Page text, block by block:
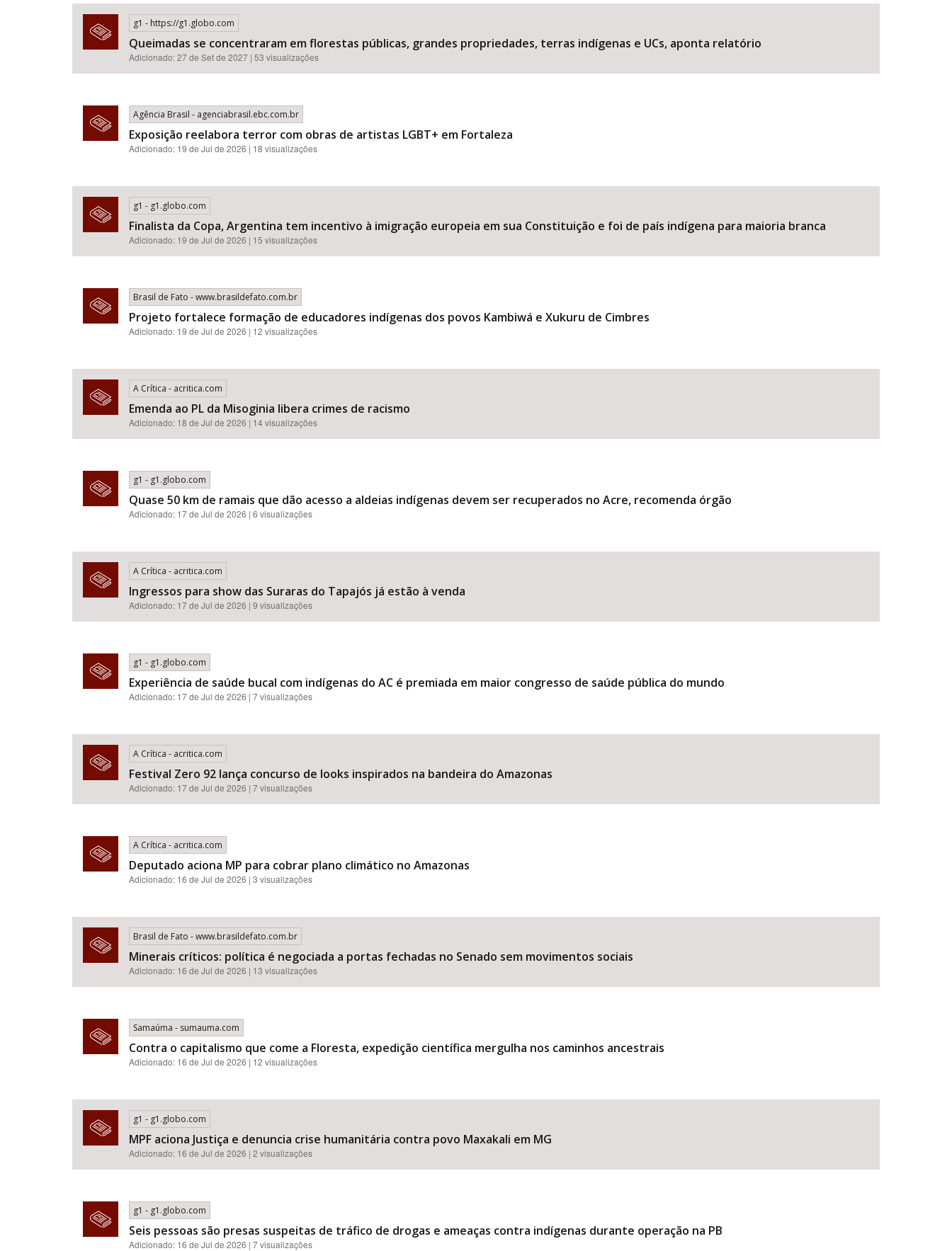
g1 - https://g1.globo.com
Queimadas se concentraram em florestas públicas, grandes propriedades, terras indígenas e UCs, aponta relatório
Adicionado: 27 de Set de 2027 | 53 visualizações
Agência Brasil - agenciabrasil.ebc.com.br
Exposição reelabora terror com obras de artistas LGBT+ em Fortaleza
Adicionado: 19 de Jul de 2026 | 18 visualizações
g1 - g1.globo.com
Finalista da Copa, Argentina tem incentivo à imigração europeia em sua Constituição e foi de país indígena para maioria branca
Adicionado: 19 de Jul de 2026 | 15 visualizações
Brasil de Fato - www.brasildefato.com.br
Projeto fortalece formação de educadores indígenas dos povos Kambiwá e Xukuru de Cimbres
Adicionado: 19 de Jul de 2026 | 12 visualizações
A Crítica - acritica.com
Emenda ao PL da Misoginia libera crimes de racismo​​​​​​​​​​​​​​​​​​​​​​​​​​​​​​​​​​​​​​​​​​
Adicionado: 18 de Jul de 2026 | 14 visualizações
g1 - g1.globo.com
Quase 50 km de ramais que dão acesso a aldeias indígenas devem ser recuperados no Acre, recomenda órgão
Adicionado: 17 de Jul de 2026 | 6 visualizações
A Crítica - acritica.com
Ingressos para show das Suraras do Tapajós já estão à venda
Adicionado: 17 de Jul de 2026 | 9 visualizações
g1 - g1.globo.com
Experiência de saúde bucal com indígenas do AC é premiada em maior congresso de saúde pública do mundo
Adicionado: 17 de Jul de 2026 | 7 visualizações
A Crítica - acritica.com
Festival Zero 92 lança concurso de looks inspirados na bandeira do Amazonas
Adicionado: 17 de Jul de 2026 | 7 visualizações
A Crítica - acritica.com
Deputado aciona MP para cobrar plano climático no Amazonas
Adicionado: 16 de Jul de 2026 | 3 visualizações
Brasil de Fato - www.brasildefato.com.br
Minerais críticos: política é negociada a portas fechadas no Senado sem movimentos sociais
Adicionado: 16 de Jul de 2026 | 13 visualizações
Samaúma - sumauma.com
Contra o capitalismo que come a Floresta, expedição científica mergulha nos caminhos ancestrais
Adicionado: 16 de Jul de 2026 | 12 visualizações
g1 - g1.globo.com
MPF aciona Justiça e denuncia crise humanitária contra povo Maxakali em MG
Adicionado: 16 de Jul de 2026 | 2 visualizações
g1 - g1.globo.com
Seis pessoas são presas suspeitas de tráfico de drogas e ameaças contra indígenas durante operação na PB
Adicionado: 16 de Jul de 2026 | 7 visualizações